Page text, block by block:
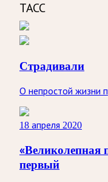
ТАСС
Страдивали
О непростой жизни
18 апреля 2020
«Великолепная
первый